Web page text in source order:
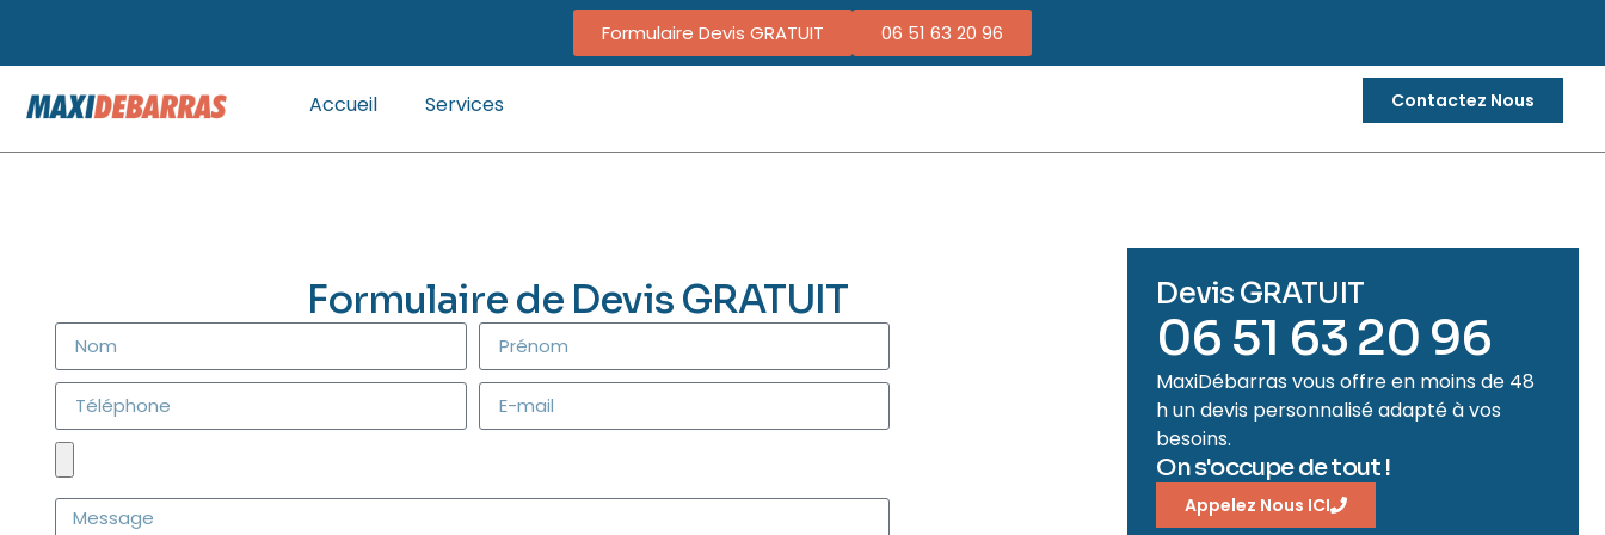
Formulaire Devis GRATUIT 06 51 63 20 96
Accueil Services Contactez Nous
Formulaire de Devis GRATUIT Devis GRATUIT
06 51 63 20 96
MaxiDébarras vous offre en moins de 48
h un devis personnalisé adapté à vos
besoins.
On s'occupe de tout !
Appelez Nous ICI